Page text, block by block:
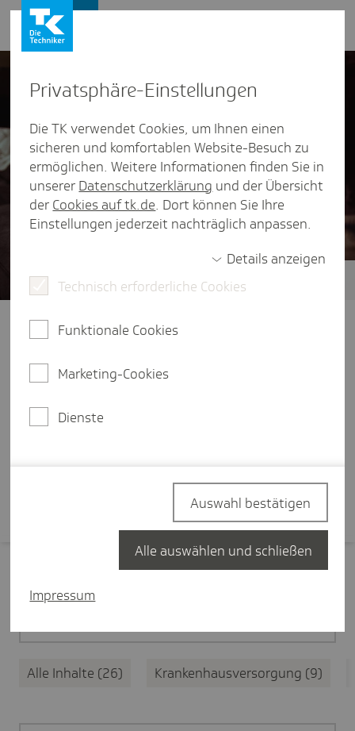
Dafür braucht es eine
medizinischen Anliegens, eine
bessere Koordination.
Zukunft der ambulanten Versorgung
Alle Inhalte 26 Krankenhausversorgung 9
Privat­sphäre-Einstel­lungen
Die TK verwendet Cookies, um Ihnen einen
sicheren und komfortablen Website-Besuch zu
ermöglichen. Weitere Informationen finden Sie in
unserer Datenschutzerklärung und der Übersicht
der Cookies auf tk.de. Dort können Sie Ihre
Einstellungen jederzeit nachträglich anpassen.
Details anzeigen
Technisch erforderliche Cookies
Funktionale Cookies
Marketing-Cookies
Dienste
Impressum
Auswahl bestätigen
Alle auswählen und schließen